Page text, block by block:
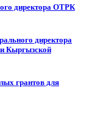
директора ОТРК
директора
Кыргызской
грантов для